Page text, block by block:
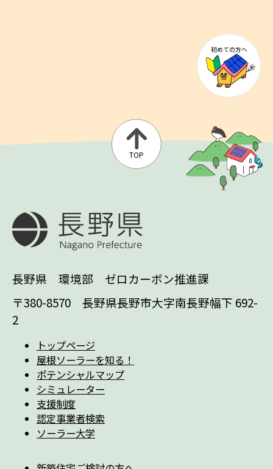
初めての方へ
TOP
長野県 環境部 ゼロカーボン推進課
〒380-8570 長野県長野市大字南長野幅下 692-
2
トップページ
屋根ソーラーを知る！
ポテンシャルマップ
シミュレーター
支援制度
認定事業者検索
ソーラー大学